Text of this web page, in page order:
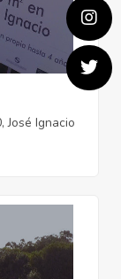
José Ignacio